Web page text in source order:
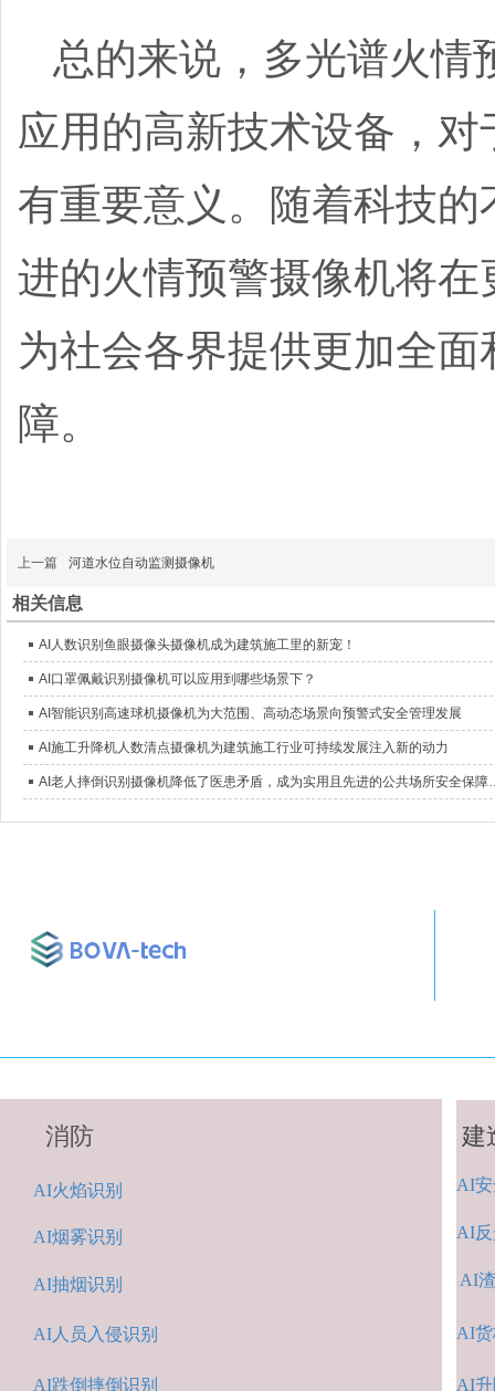
总的来说，多光谱火情
应用的高新技术设备，
有重要意义。随着科技
进的火情预警摄像机将
为社会各界提供更加全
障。
上一篇 河道水位自动监测摄像机
相关信息
AI人数识别鱼眼摄像头摄像机成为建筑施工里的新宠！
AI口罩佩戴识别摄像机可以应用到哪些场景下？
AI智能识别高速球机摄像机为大范围、高动态场景向预警式安全管理发展
AI施工升降机人数清点摄像机为建筑施工行业可持续发展注入新的动力
AI老人摔倒识别摄像机
AI人 员入侵识别
AI火焰识别
AI抽烟识别
AI跌倒摔倒识别
AI烟雾识别
建
AI
AI
AI货
AI反
AI
消防